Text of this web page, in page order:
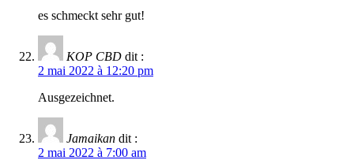
es schmeckt sehr gut!
KOP CBD dit :
2 mai 2022 à 12:20 pm
Ausgezeichnet.
Jamaikan dit :
2 mai 2022 à 7:00 am